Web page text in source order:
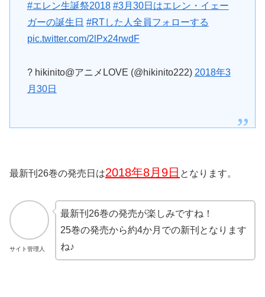
#エレン生誕祭2018 #3月30日はエレン・イェー
ガーの誕生日 #RTした人全員フォローする
pic.twitter.com/2lPx24rwdF
? hikinito@アニメLOVE (@hikinito222) 2018年3
月30日
最新刊26巻の発売日は2018年8月9日 となります。
サイト管理人
最新刊26巻の発売が楽しみですね！
25巻の発売から約4か月での新刊となります
ね♪